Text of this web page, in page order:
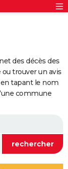
des décès des
ou trouver un avis
tapant le nom
commune